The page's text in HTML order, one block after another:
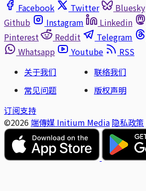
Facebook
Twitter Bluesky
Github
Instagram Linkedin
Pinterest
Reddit Telegram
Whatsapp
Youtube
RSS
关于我们
联络我们
常见问题
版权声明
订阅支持
©2026 端傳媒 Initium Media 隐私政策